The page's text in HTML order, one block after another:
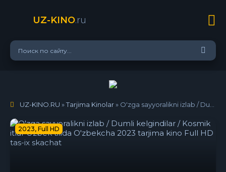
UZ-KINO.ru
UZ-KINO.RU »Tarjima Kinolar» O'zga sayyoralikni izlab / Dumli kelgindilar / Kosmik itlar Uzbek tilida O'zbekcha 2023 tarjima kino Full HD tas-ix skachat
2023, Full HD